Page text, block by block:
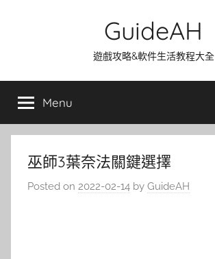
GuideAH
遊戲攻略&軟件生活教程大全
Menu
巫師3葉奈法關鍵選擇
Posted on 2022-02-14 by GuideAH